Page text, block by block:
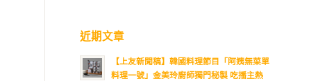
近期文章
【上友新聞稿】韓國料理節目「阿姨無菜單
料理一號」金美玲廚師獨門秘製 吃播主熱